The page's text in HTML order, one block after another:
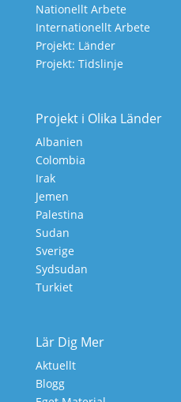
Nationellt Arbete
Internationellt Arbete
Projekt: Länder
Projekt: Tidslinje
Projekt i Olika Länder
Albanien
Colombia
Irak
Jemen
Palestina
Sudan
Sverige
Sydsudan
Turkiet
Lär Dig Mer
Aktuellt
Blogg